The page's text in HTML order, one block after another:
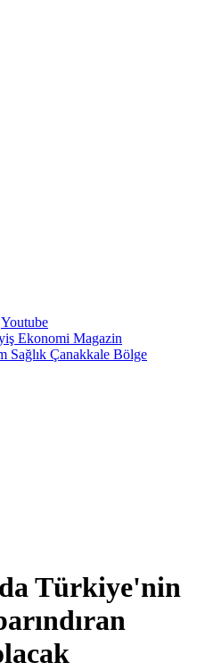
Youtube
Ekonomi Magazin
Sağlık Çanakkale Bölge
Türkiye'nin